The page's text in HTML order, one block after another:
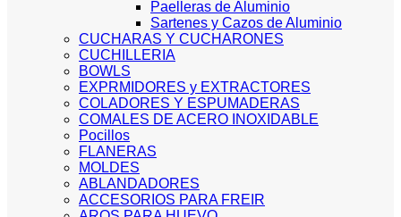
Paelleras de Aluminio
Sartenes y Cazos de Aluminio
CUCHARAS Y CUCHARONES
CUCHILLERIA
BOWLS
EXPRMIDORES y EXTRACTORES
COLADORES Y ESPUMADERAS
COMALES DE ACERO INOXIDABLE
Pocillos
FLANERAS
MOLDES
ABLANDADORES
ACCESORIOS PARA FREIR